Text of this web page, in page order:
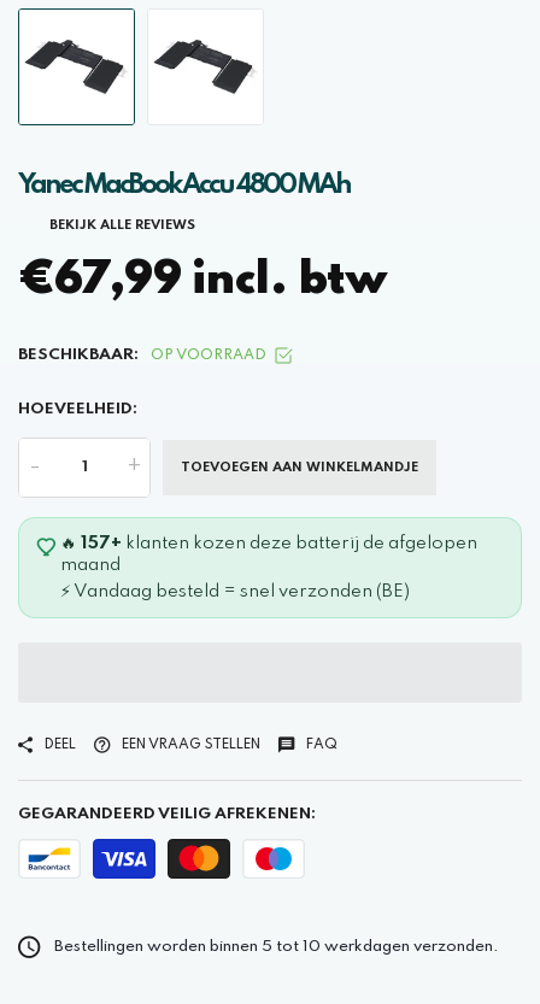
Yanec MacBook Accu 4800 MAh
BEKIJK ALLE REVIEWS
€67,99 incl. btw
BESCHIKBAAR: OP VOORRAAD
HOEVEELHEID:
- + TOEVOEGEN AAN WINKELMANDJE
🔥 157+ klanten kozen deze batterij de afgelopen
maand
⚡ Vandaag besteld = snel verzonden (BE)
DEEL EEN VRAAG STELLEN FAQ
GEGARANDEERD VEILIG AFREKENEN:
Bestellingen worden binnen 5 tot 10 werkdagen verzonden.